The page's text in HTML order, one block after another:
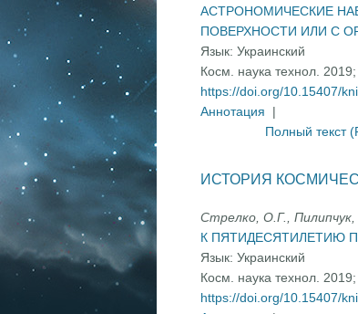
АСТРОНОМИЧЕСКИЕ
ПОВЕРХНОСТИ ИЛИ С
Язык: Украинский
Косм. наука технол.
https://doi.org/10.15407/
Аннотация
|
Полный текст
ИСТОРИЯ
Стрелко, О.Г.,
К ПЯТИДЕСЯТИЛЕТИЮ
Язык: Украинский
Косм. наука технол.
https://doi.org/10.15407/